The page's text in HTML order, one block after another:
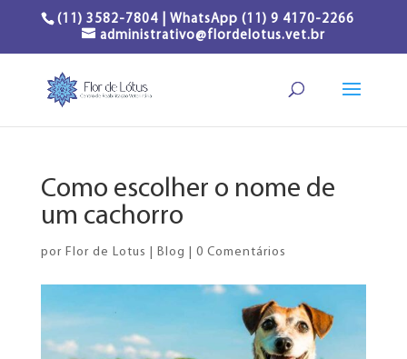
(11) 3582-7804 | WhatsApp (11) 9 4170-2266
administrativo@flordelotus.vet.br
Como escolher o nome de
um cachorro
por Flor de Lotus Blog 0 Comentários